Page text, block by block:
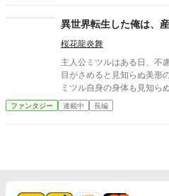
掲載しています
異世界転生した俺は、
桜花龍炎舞
主人公ミツルはある日、不慮
目がさめると見知らぬ美形
ミツル自身の身体も見知らぬ
更に、恐らく転生したであ
ームの世界とも思える異世界だったの
ファンタジー 連載中 長編